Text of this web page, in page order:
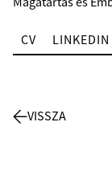
CV LINKEDIN
VISSZA